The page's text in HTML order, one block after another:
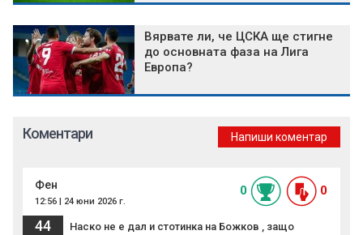
Вярвате ли, че ЦСКА ще стигне
до основната фаза на Лига
Европа?
Коментари Напиши коментар
Фен
12:56 | 24 юни 2026 г.
0 0
44 Наско не е дал и стотинка на Божков , защо